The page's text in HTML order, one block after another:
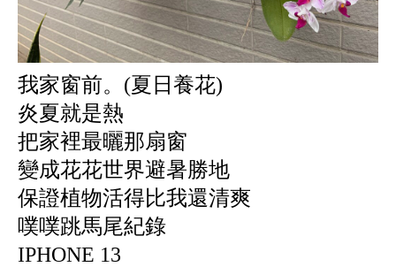
我家窗前。(夏日養花)
炎夏就是熱
把家裡最曬那扇窗
變成花花世界避暑勝地
保證植物活得比我還清爽
噗噗跳馬尾紀錄
IPHONE 13